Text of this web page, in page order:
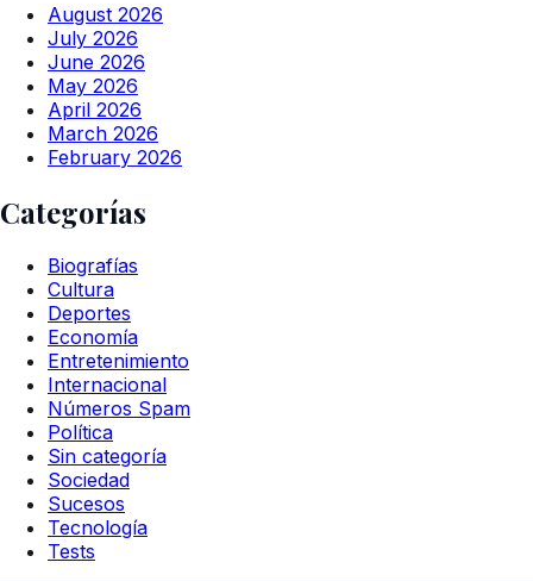
August 2026
July 2026
June 2026
May 2026
April 2026
March 2026
February 2026
Categorías
Biografías
Cultura
Deportes
Economía
Entretenimiento
Internacional
Números Spam
Política
Sin categoría
Sociedad
Sucesos
Tecnología
Tests